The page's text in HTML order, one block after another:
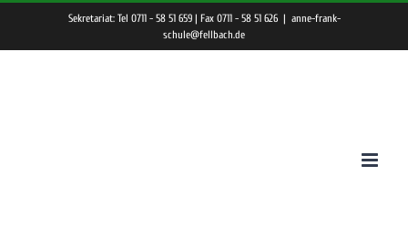
Sekretariat: Tel 0711 - 58 51 659 | Fax 0711 - 58 51 626 | anne-frank-
schule@fellbach.de